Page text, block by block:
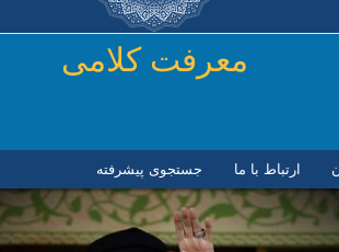
رفتن به محتوای اصلی
معرفت کلامی
ارتباط با ما جستجوی پیشرفته